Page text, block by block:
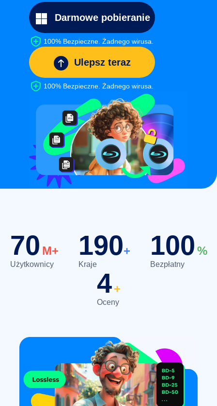
Darmowe pobieranie
100% Bezpieczne. Żadnego wirusa.
Ulepsz teraz
100% Bezpieczne. Żadnego wirusa.
70 M+
Użytkownicy
190+
Kraje
100 %
Bezpłatny
4 +
Oceny